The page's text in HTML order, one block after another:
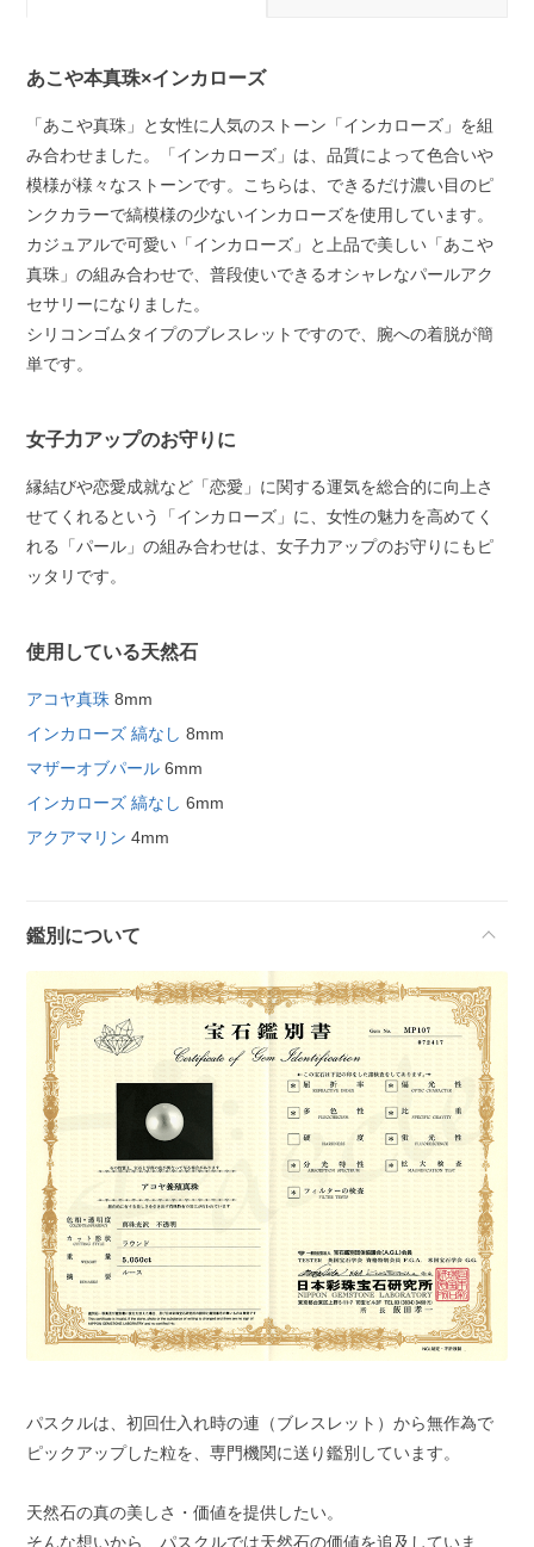
あこや本真珠×インカローズ
「あこや真珠」と女性に人気のストーン「インカローズ」を組
み合わせました。「インカローズ」は、品質によって色合いや
模様が様々なストーンです。こちらは、できるだけ濃い目のピ
ンクカラーで縞模様の少ないインカローズを使用しています。
カジュアルで可愛い「インカローズ」と上品で美しい「あこや
真珠」の組み合わせで、普段使いできるオシャレなパールアク
セサリーになりました。
シリコンゴムタイプのブレスレットですので、腕への着脱が簡
単です。
女子力アップのお守りに
縁結びや恋愛成就など「恋愛」に関する運気を総合的に向上さ
せてくれるという「インカローズ」に、女性の魅力を高めてく
れる「パール」の組み合わせは、女子力アップのお守りにもピ
ッタリです。
使用している天然石
アコヤ真珠 8mm
インカローズ 縞なし 8mm
マザーオブパール 6mm
インカローズ 縞なし 6mm
アクアマリン 4mm
鑑別について
パスクルは、初回仕入れ時の連（ブレスレット）から無作為で
ピックアップした粒を、専門機関に送り鑑別しています。
天然石の真の美しさ・価値を提供したい。
そんな想いから、パスクルでは天然石の価値を追及していま